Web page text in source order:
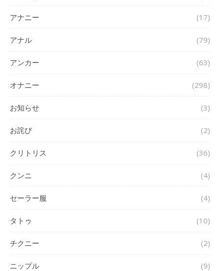
アナニー (17)
アナル (79)
アンカー (63)
オナニー (298)
お知らせ (3)
お詫び (2)
クリトリス (36)
クンニ (4)
セーラー服 (4)
タトゥ (10)
チクニー (2)
ニップル (9)